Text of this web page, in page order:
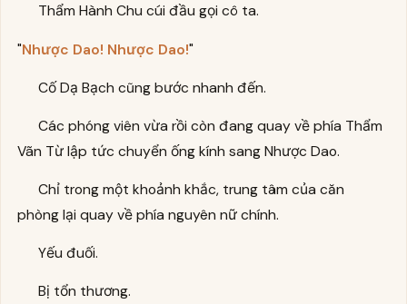
Thẩm Hành Chu cúi đầu gọi cô ta.
"Nhược Dao! Nhược Dao!"
Cố Dạ Bạch cũng bước nhanh đến.
Các phóng viên vừa rồi còn đang quay về phía Thẩm
Vãn Từ lập tức chuyển ống kính sang Nhược Dao.
Chỉ trong một khoảnh khắc, trung tâm của căn
phòng lại quay về phía nguyên nữ chính.
Yếu đuối.
Bị tổn thương.